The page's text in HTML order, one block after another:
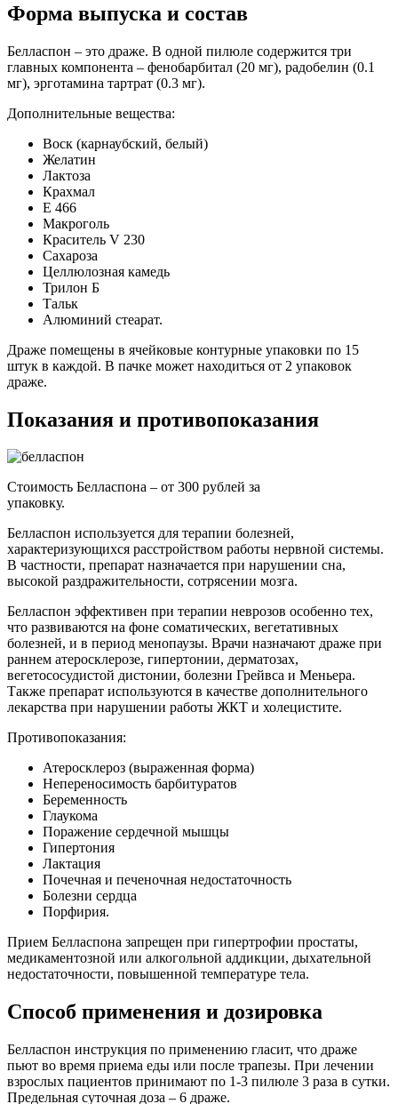
Форма выпуска и состав
Белласпон – это драже. В одной пилюле содержится три
главных компонента – фенобарбитал (20 мг), радобелин (0.1
мг), эрготамина тартрат (0.3 мг).
Дополнительные вещества:
Воск (карнаубский, белый)
Желатин
Лактоза
Крахмал
E 466
Макроголь
Краситель V 230
Сахароза
Целлюлозная камедь
Трилон Б
Тальк
Алюминий стеарат.
Драже помещены в ячейковые контурные упаковки по 15
штук в каждой. В пачке может находиться от 2 упаковок
драже.
Показания и противопоказания
Стоимость Белласпона – от 300 рублей за
упаковку.
Белласпон используется для терапии болезней,
характеризующихся расстройством работы нервной системы.
В частности, препарат назначается при нарушении сна,
высокой раздражительности, сотрясении мозга.
Белласпон эффективен при терапии неврозов особенно тех,
что развиваются на фоне соматических, вегетативных
болезней, и в период менопаузы. Врачи назначают драже при
раннем атеросклерозе, гипертонии, дерматозах,
вегетососудистой дистонии, болезни Грейвса и Меньера.
Также препарат используются в качестве дополнительного
лекарства при нарушении работы ЖКТ и холецистите.
Противопоказания:
Атеросклероз (выраженная форма)
Непереносимость барбитуратов
Беременность
Глаукома
Поражение сердечной мышцы
Гипертония
Лактация
Почечная и печеночная недостаточность
Болезни сердца
Порфирия.
Прием Белласпона запрещен при гипертрофии простаты,
медикаментозной или алкогольной аддикции, дыхательной
недостаточности, повышенной температуре тела.
Способ применения и дозировка
Белласпон инструкция по применению гласит, что драже
пьют во время приема еды или после трапезы. При лечении
взрослых пациентов принимают по 1-3 пилюле 3 раза в сутки.
Предельная суточная доза – 6 драже.